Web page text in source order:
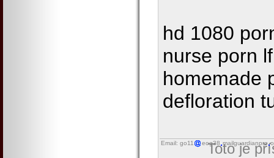
hd 1080
nurse porn
homemade
defloration
Email: go11 eog38 mailguardianpro
Toto je